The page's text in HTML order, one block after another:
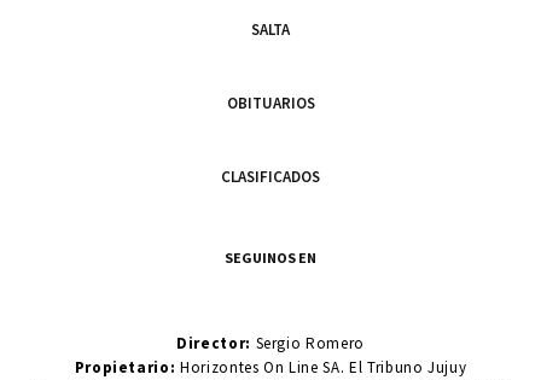
SALTA
OBITUARIOS
CLASIFICADOS
SEGUINOS EN
Director: Sergio Romero
Propietario:Horizontes On Line SA. El Tribuno Jujuy